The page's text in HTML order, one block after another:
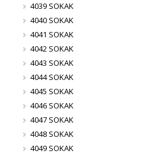
4039 SOKAK
4040 SOKAK
4041 SOKAK
4042 SOKAK
4043 SOKAK
4044 SOKAK
4045 SOKAK
4046 SOKAK
4047 SOKAK
4048 SOKAK
4049 SOKAK